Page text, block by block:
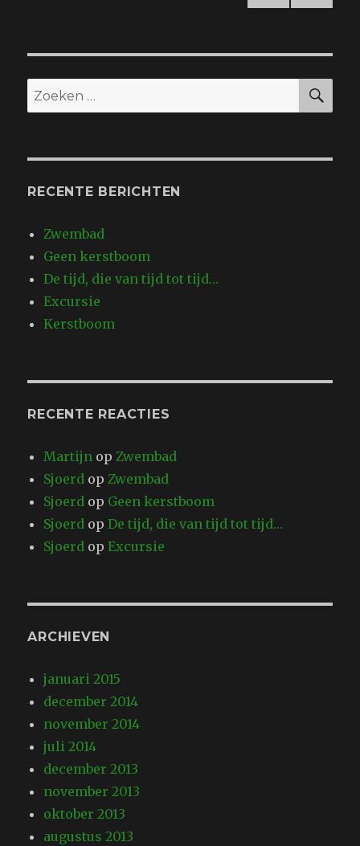
spotlights
PAGI
NA
Zoeken
naar:
RECENTE BERICHTEN
Zwembad
Geen kerstboom
De tijd, die van tijd tot tijd…
Excursie
Kerstboom
RECENTE REACTIES
Martijn opZwembad
Sjoerd opZwembad
Sjoerd op Geen kerstboom
Sjoerd opDe tijd, die van tijd tot tijd…
Sjoerd opExcursie
ARCHIEVEN
januari 2015
december 2014
november 2014
juli 2014
december 2013
november 2013
oktober 2013
augustus 2013